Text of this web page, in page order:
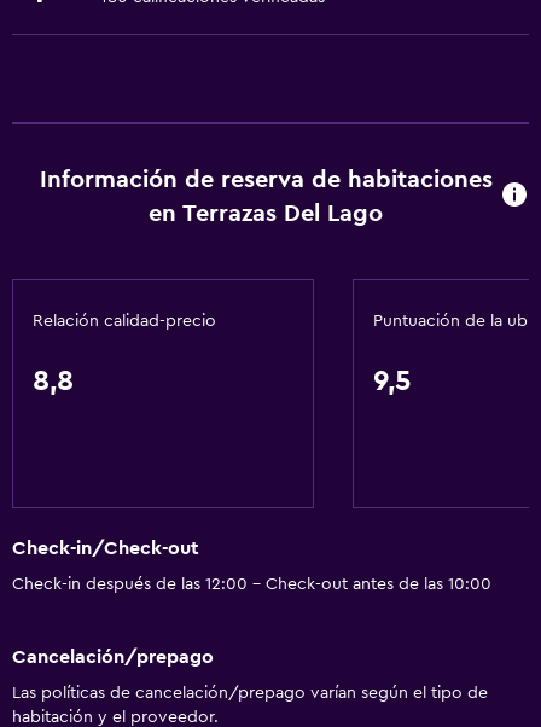
Calefacción
Aire acondicionado
Vista al lago
Vista a punto de interés
Piso de mosaico/mármol
Espacio de almacenamiento
Información de reserva de habitaciones
en Terrazas Del Lago
Relación calidad-precio
8,8
Puntuación de la
9,5
Check-in/Check-out
Check-in después de las 12:00 - Check-out antes de las 10:00
Cancelación/prepago
Las políticas de cancelación/prepago varían según el tipo de
habitación y el proveedor.